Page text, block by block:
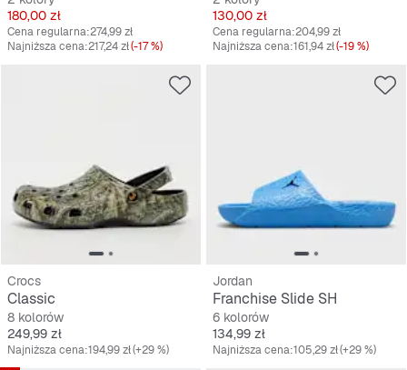
Cena
180,00 zł
Cena regularna:274,99 zł
Najniższa cena:217,24 zł(-17 %)
Cena
130,00 zł
Cena regularna:204,99 zł
Najniższa cena:161,94 zł(-19 %)
Crocs
Classic
8 kolorów
Cena
249,99 zł
Najniższa cena:194,99 zł(+29 %)
Jordan
Franchise Slide SH
6 kolorów
Cena
134,99 zł
Najniższa cena:105,29 zł(+29 %)